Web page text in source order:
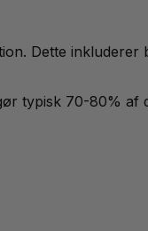
Dette
typisk 70-80% af